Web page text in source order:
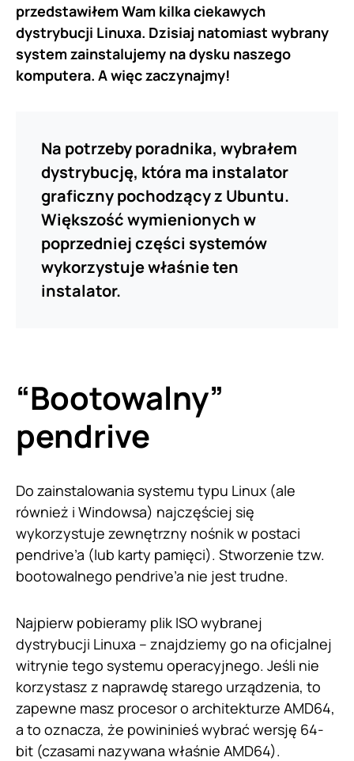
przedstawiłem Wam kilka ciekawych
dystrybucji Linuxa. Dzisiaj natomiast wybrany
system zainstalujemy na dysku naszego
komputera. A więc zaczynajmy!
Na potrzeby poradnika, wybrałem
dystrybucję, która ma instalator
graficzny pochodzący z Ubuntu.
Większość wymienionych w
poprzedniej części systemów
wykorzystuje właśnie ten
instalator.
“Bootowalny”
pendrive
Do zainstalowania systemu typu Linux (ale
również i Windowsa) najczęściej się
wykorzystuje zewnętrzny nośnik w postaci
pendrive’a (lub karty pamięci). Stworzenie tzw.
bootowalnego pendrive’a nie jest trudne.
Najpierw pobieramy plik ISO wybranej
dystrybucji Linuxa – znajdziemy go na oficjalnej
witrynie tego systemu operacyjnego. Jeśli nie
korzystasz z naprawdę starego urządzenia, to
zapewne masz procesor o architekturze AMD64,
a to oznacza, że powininieś wybrać wersję 64-
bit (czasami nazywana właśnie AMD64).